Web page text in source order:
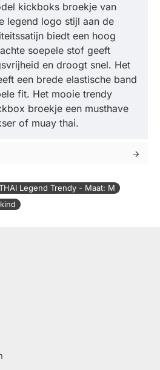
kickboks broekje van
legend logo stijl aan de
biedt een hoog
soepele stof geeft
en droogt snel. Het
een brede elastische band
fit. Het mooie trendy
broekje een musthave
of muay thai.
Legend Trendy - Maat: M